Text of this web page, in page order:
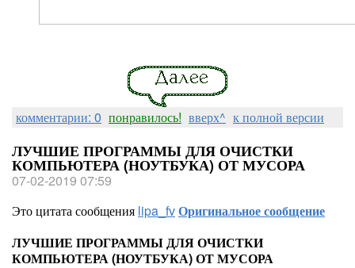
комментарии: 0 понравилось! вверх^ к полной версии
ЛУЧШИЕ ПРОГРАММЫ ДЛЯ ОЧИСТКИ
КОМПЬЮТЕРА (НОУТБУКА) ОТ МУСОРА
07-02-2019 07:59
Это цитата сообщения lipa_fvОригинальное сообщение
ЛУЧШИЕ ПРОГРАММЫ ДЛЯ ОЧИСТКИ
КОМПЬЮТЕРА (НОУТБУКА) ОТ МУСОРА